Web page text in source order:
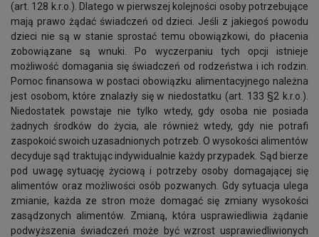
(art. 128 k.r.o.). Dlatego w pierwszej kolejności osoby potrzebujące
mają prawo żądać świadczeń od dzieci. Jeśli z jakiegoś powodu
dzieci nie są w stanie sprostać temu obowiązkowi, do płacenia
zobowiązane są wnuki. Po wyczerpaniu tych opcji istnieje
możliwość domagania się świadczeń od rodzeństwa i ich rodzin.
Pomoc finansowa w postaci obowiązku alimentacyjnego należna
jest osobom, które znalazły się w niedostatku (art. 133 §2 k.r.o.).
Niedostatek powstaje nie tylko wtedy, gdy osoba nie posiada
żadnych środków do życia, ale również wtedy, gdy nie potrafi
zaspokoić swoich uzasadnionych potrzeb. O wysokości alimentów
decyduje sąd traktując indywidualnie każdy przypadek. Sąd bierze
pod uwagę sytuację życiową i potrzeby osoby domagającej się
alimentów oraz możliwości osób pozwanych. Gdy sytuacja ulega
zmianie, każda ze stron może domagać się zmiany wysokości
zasądzonych alimentów. Zmianą, która usprawiedliwia żądanie
podwyższenia świadczeń może być wzrost usprawiedliwionych